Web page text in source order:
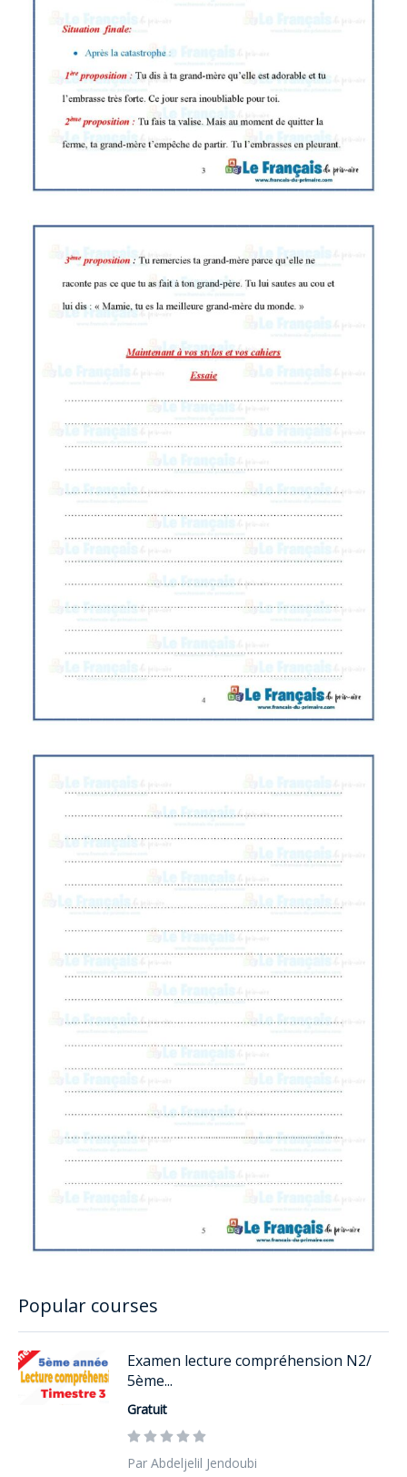
Popular courses
Examen lecture compréhension N2/
5ème...
Gratuit
Par Abdeljelil Jendoubi